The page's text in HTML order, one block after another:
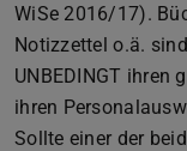
WiSe 2016/17).
Notizzettel o.ä.
UNBEDINGT ihren
ihren
Sollte einer der